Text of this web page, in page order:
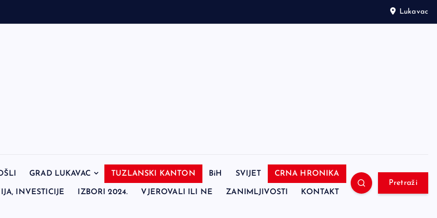
Lukavac
GRAD LUKAVAC TUZLANSKI KANTON BiH SVIJET CRNA HRONIKA
INVESTICIJE IZBORI 2024. VJEROVALI ILI NE ZANIMLJIVOSTI KONTAKT
Pretraži